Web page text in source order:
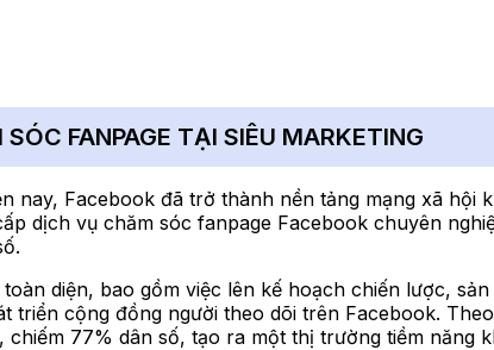
FANPAGE TẠI SIÊU MARKETING
nay, Facebook đã trở thành nền tảng mạng xã hội
dịch vụ chăm sóc fanpage Facebook chuyên
diện, bao gồm việc lên kế hoạch chiến lược,
triển cộng đồng người theo dõi trên Facebook.
77% dân số, tạo ra một thị trường tiềm năng